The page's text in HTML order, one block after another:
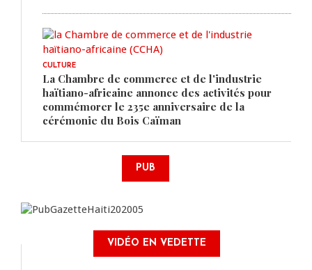
CULTURE
La Chambre de commerce et de l'industrie
haïtiano-africaine annonce des activités pour
commémorer le 235e anniversaire de la
cérémonie du Bois Caïman
PUB
VIDÉO EN VEDETTE